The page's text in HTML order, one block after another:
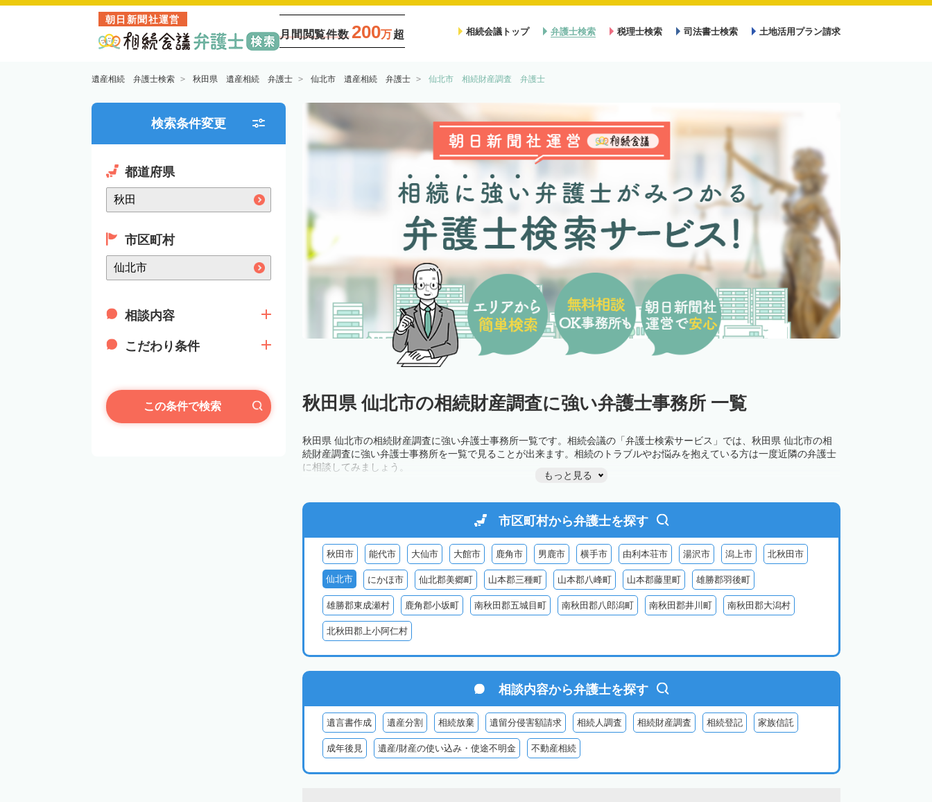
朝日新聞社運営
月間閲覧件数 200万超 相続会議トップ 弁護士検索 税理士検索 司法書士検索 土地活用プラン請求
遺産相続 弁護士検索 秋田県 遺産相続 弁護士 仙北市 遺産相続 弁護士 仙北市 相続財産調査 弁護士
検索条件変更
都道府県
市区町村
相談内容
こだわり条件
この条件で検索 秋田県 仙北市の相続財産調査に強い弁護士事務所 一覧
秋田県 仙北市の相続財産調査に強い弁護士事務所一覧です。相続会議の「弁護士検索サービス」では、秋田県 仙北市の相
続財産調査に強い弁護士事務所を一覧で見ることが出来ます。相続のトラブルやお悩みを抱えている方は一度近隣の弁護士
に相談してみましょう。
もっと見る
市区町村から弁護士を探す
秋田市 能代市 大仙市 大館市 鹿角市 男鹿市 横手市 由利本荘市 湯沢市 潟上市 北秋田市
仙北市 にかほ市 仙北郡美郷町 山本郡三種町 山本郡八峰町 山本郡藤里町 雄勝郡羽後町
雄勝郡東成瀬村 鹿角郡小坂町 南秋田郡五城目町 南秋田郡八郎潟町 南秋田郡井川町 南秋田郡大潟村
北秋田郡上小阿仁村
相談内容から弁護士を探す
遺言書作成 遺産分割 相続放棄 遺留分侵害額請求 相続人調査 相続財産調査 相続登記 家族信託
成年後見 遺産/財産の使い込み・使途不明金 不動産相続